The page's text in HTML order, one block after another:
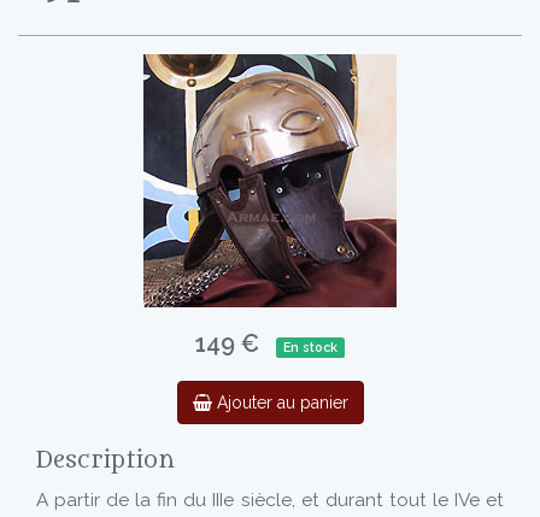
149 € En stock
Ajouter au panier
Description
A partir de la fin du IIIe siècle, et durant tout le IVe et